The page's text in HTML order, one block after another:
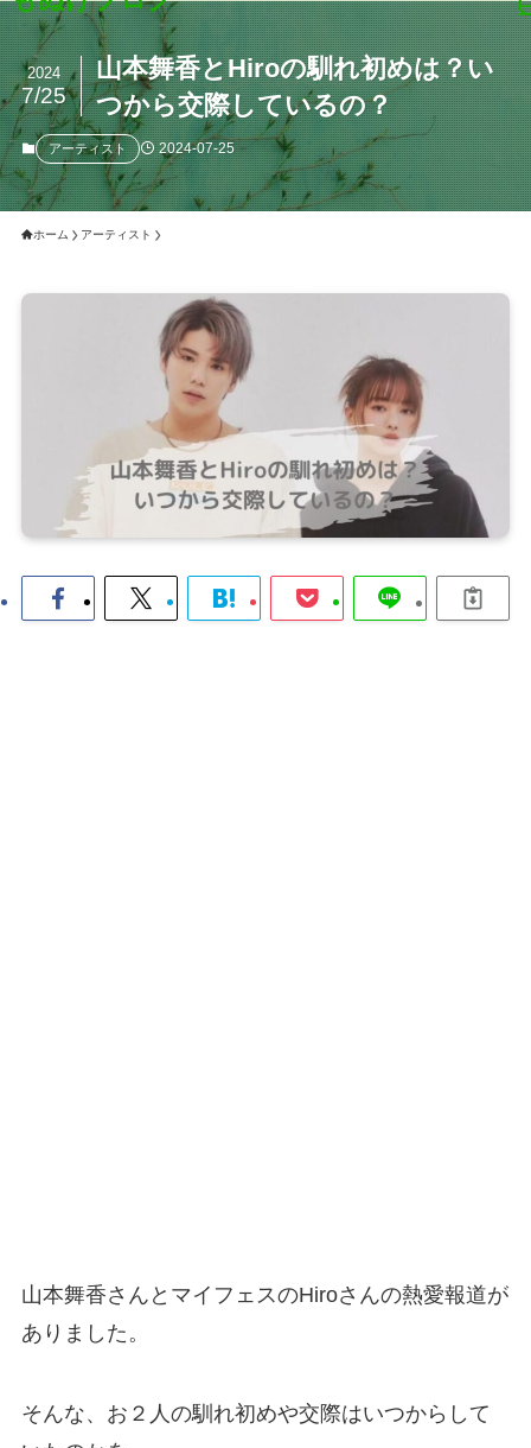
山本舞香とHiroの馴れ初めは？い
つから交際しているの？
2024
7/25
アーティスト 2024-07-25
ホーム アーティスト
山本舞香さんとマイフェスのHiroさんの熱愛報道が
ありました。
そんな、お２人の馴れ初めや交際はいつからして